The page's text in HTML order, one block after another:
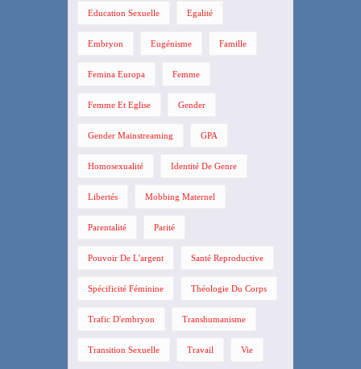
Education Sexuelle Egalité
Embryon Eugénisme Famille
Femina Europa Femme
Femme Et Eglise Gender
Gender Mainstreaming GPA
Homosexualité Identité De Genre
Libertés Mobbing Maternel
Parentalité Parité
Pouvoir De L'argent Santé Reproductive
Spécificité Féminine Théologie Du Corps
Trafic D'embryon Transhumanisme
Transition Sexuelle Travail Vie